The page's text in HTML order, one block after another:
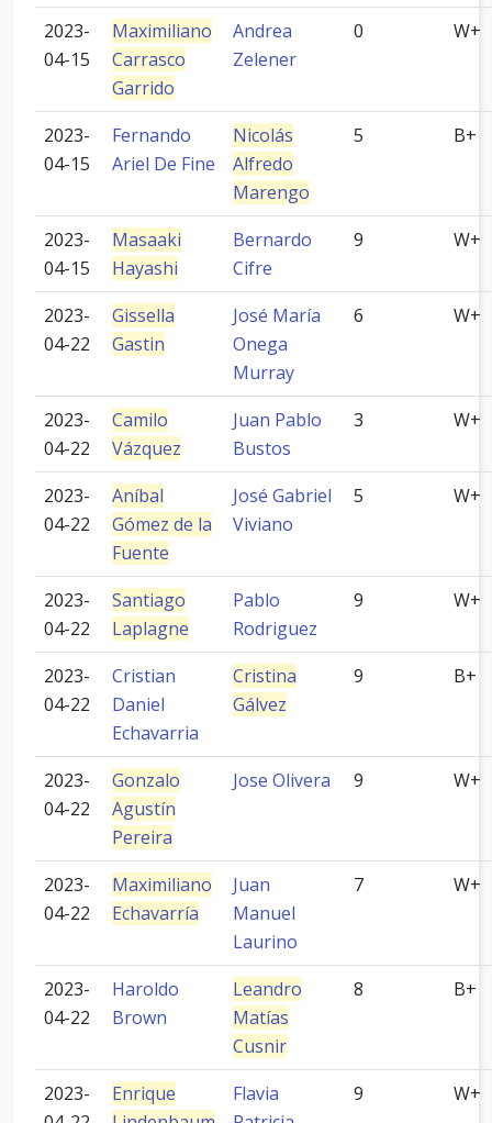
2023-
04-15
Maximiliano
Carrasco
Garrido
Andrea
Zelener
0 W+
2023-
04-15
Fernando
Ariel De Fine
Nicolás
Alfredo
Marengo
5 B+
2023-
04-15
Masaaki
Hayashi
Bernardo
Cifre
9 W+
2023-
04-22
Gissella
Gastin
José María
Onega
Murray
6 W+
2023-
04-22
Camilo
Vázquez
Juan Pablo
Bustos
3 W+
2023-
04-22
Aníbal
Gómez de la
Fuente
José Gabriel
Viviano
5 W+
2023-
04-22
Santiago
Laplagne
Pablo
Rodriguez
9 W+
2023-
04-22
Cristian
Daniel
Echavarria
Cristina
Gálvez
9 B+
2023-
04-22
Gonzalo
Agustín
Pereira
Jose Olivera 9 W+
2023-
04-22
Maximiliano
Echavarría
Juan
Manuel
Laurino
7 W+
2023-
04-22
Haroldo
Brown
Leandro
Matías
Cusnir
8 B+
2023-
Enrique
Flavia
9 W+